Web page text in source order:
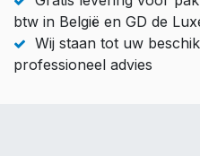
btw in België en GD de
Wij staan tot uw
professioneel advies